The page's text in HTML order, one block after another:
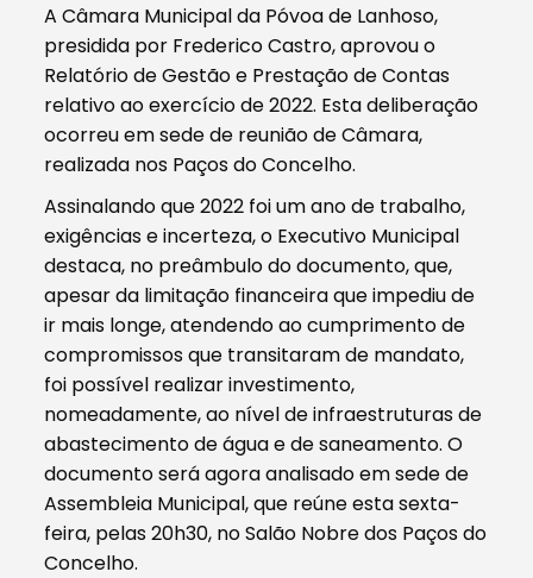
A Câmara Municipal da Póvoa de Lanhoso,
presidida por Frederico Castro, aprovou o
Relatório de Gestão e Prestação de Contas
relativo ao exercício de 2022. Esta deliberação
ocorreu em sede de reunião de Câmara,
realizada nos Paços do Concelho.
Assinalando que 2022 foi um ano de trabalho,
exigências e incerteza, o Executivo Municipal
destaca, no preâmbulo do documento, que,
apesar da limitação financeira que impediu de
ir mais longe, atendendo ao cumprimento de
compromissos que transitaram de mandato,
foi possível realizar investimento,
nomeadamente, ao nível de infraestruturas de
abastecimento de água e de saneamento. O
documento será agora analisado em sede de
Assembleia Municipal, que reúne esta sexta-
feira, pelas 20h30, no Salão Nobre dos Paços do
Concelho.